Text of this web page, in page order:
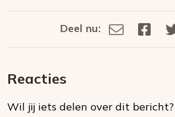
Deel
social
Deel nu:
Deel
Deel
Reacties
Wil jij iets delen over dit bericht?